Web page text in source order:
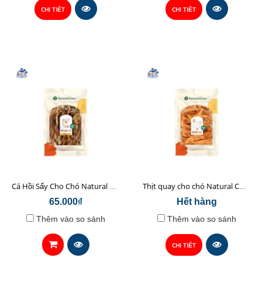
CHI TIẾT CHI TIẾT
Cá Hồi Sấy Cho Chó Natural Core 45gr
65.000₫
Thêm vào so sánh
Thịt quay cho chó Natural Core 70g
Hết hàng
Thêm vào so sánh
CHI TIẾT